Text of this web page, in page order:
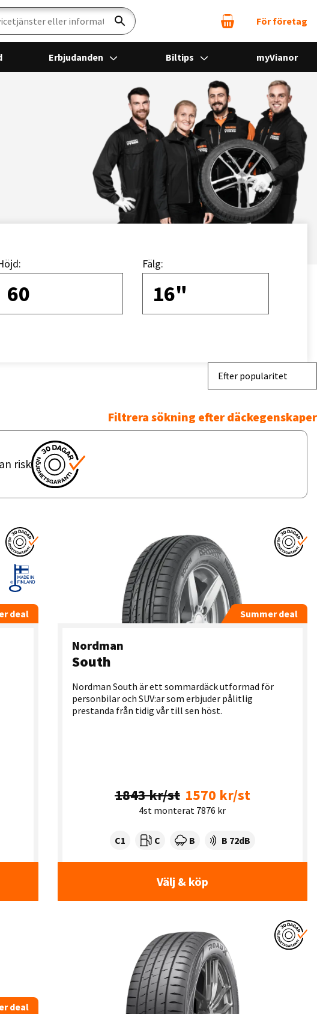
Sök För företag
Erbjudanden Biltips myVianor
60
Fälg:
16"
Efter popularitet
Filtrera sökning efter däckegenskaper
risk
deal Summer deal
Nordman
South
Nordman South är ett sommardäck utformad för
personbilar och SUV:ar som erbjuder pålitlig
prestanda från tidig vår till sen höst.
1843 kr/st 1570 kr/st
4st monterat 7876 kr
Tyre class:
C1 Rullmotstånd:
C Våtgrepp:
B Ljudnivå dB:
B 72dB
Välj & köp
deal